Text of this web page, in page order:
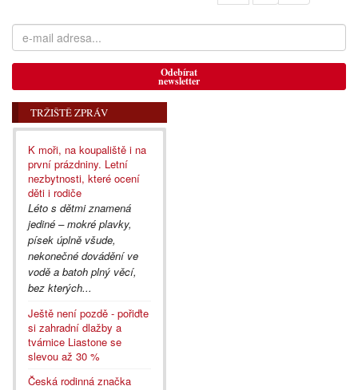
Odebírat
newsletter
TRŽIŠTĚ ZPRÁV
K moři, na koupaliště i na
první prázdniny. Letní
nezbytnosti, které ocení
děti i rodiče
Léto s dětmi znamená
jediné – mokré plavky,
písek úplně všude,
nekonečné dovádění ve
vodě a batoh plný věcí,
bez kterých...
Ještě není pozdě - pořiďte
si zahradní dlažby a
tvárnice Liastone se
slevou až 30 %
Česká rodinná značka